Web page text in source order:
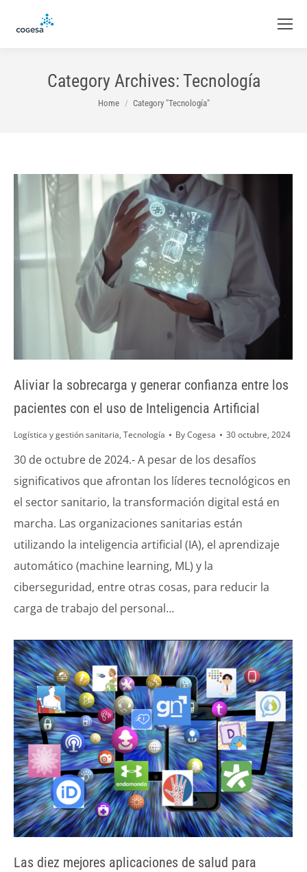
Category Archives: Tecnología
You are here:
Home Category "Tecnología"
Aliviar la sobrecarga y generar confianza entre los
pacientes con el uso de Inteligencia Artificial
Logística y gestión sanitaria, Tecnología ByCogesa 30 octubre, 2024
30 de octubre de 2024.- A pesar de los desafíos
significativos que afrontan los líderes tecnológicos en
el sector sanitario, la transformación digital está en
marcha. Las organizaciones sanitarias están
utilizando la inteligencia artificial (IA), el aprendizaje
automático (machine learning, ML) y la
ciberseguridad, entre otras cosas, para reducir la
carga de trabajo del personal…
Las diez mejores aplicaciones de salud para